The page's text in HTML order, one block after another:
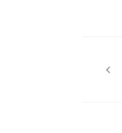
записям